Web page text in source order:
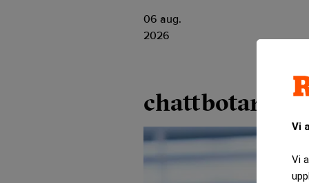
Vi
Vi
06 aug.
2026
chattbotar